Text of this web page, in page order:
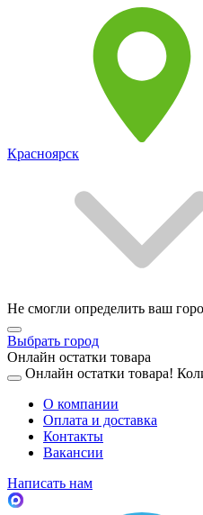
Красноярск
Не смогли определить ваш
Выбрать город
Онлайн остатки товара
Онлайн остатки товара!
О компании
Оплата и доставка
Контакты
Вакансии
Написать нам